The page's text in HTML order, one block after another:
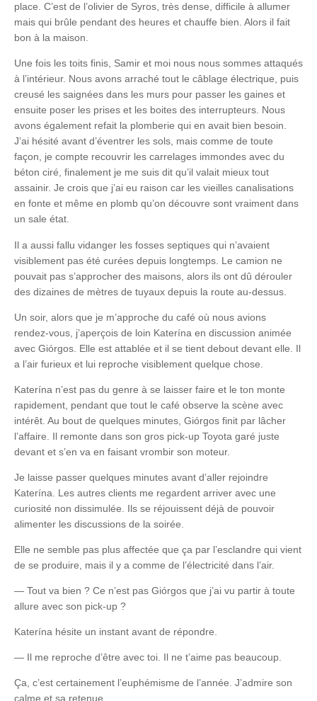
place. C’est de l’olivier de Syros, très dense, difficile à allumer
mais qui brûle pendant des heures et chauffe bien. Alors il fait
bon à la maison.
Une fois les toits finis, Samir et moi nous nous sommes attaqués
à l’intérieur. Nous avons arraché tout le câblage électrique, puis
creusé les saignées dans les murs pour passer les gaines et
ensuite poser les prises et les boites des interrupteurs. Nous
avons également refait la plomberie qui en avait bien besoin.
J’ai hésité avant d’éventrer les sols, mais comme de toute
façon, je compte recouvrir les carrelages immondes avec du
béton ciré, finalement je me suis dit qu’il valait mieux tout
assainir. Je crois que j’ai eu raison car les vieilles canalisations
en fonte et même en plomb qu’on découvre sont vraiment dans
un sale état.
Il a aussi fallu vidanger les fosses septiques qui n’avaient
visiblement pas été curées depuis longtemps. Le camion ne
pouvait pas s’approcher des maisons, alors ils ont dû dérouler
des dizaines de mètres de tuyaux depuis la route au-dessus.
Un soir, alors que je m’approche du café où nous avions
rendez-vous, j’aperçois de loin Katerína en discussion animée
avec Giórgos. Elle est attablée et il se tient debout devant elle. Il
a l’air furieux et lui reproche visiblement quelque chose.
Katerína n’est pas du genre à se laisser faire et le ton monte
rapidement, pendant que tout le café observe la scène avec
intérêt. Au bout de quelques minutes, Giórgos finit par lâcher
l’affaire. Il remonte dans son gros pick-up Toyota garé juste
devant et s’en va en faisant vrombir son moteur.
Je laisse passer quelques minutes avant d’aller rejoindre
Katerína. Les autres clients me regardent arriver avec une
curiosité non dissimulée. Ils se réjouissent déjà de pouvoir
alimenter les discussions de la soirée.
Elle ne semble pas plus affectée que ça par l’esclandre qui vient
de se produire, mais il y a comme de l’électricité dans l’air.
— Tout va bien ? Ce n’est pas Giórgos que j’ai vu partir à toute
allure avec son pick-up ?
Katerína hésite un instant avant de répondre.
— Il me reproche d’être avec toi. Il ne t’aime pas beaucoup.
Ça, c’est certainement l’euphémisme de l’année. J’admire son
calme et sa retenue.